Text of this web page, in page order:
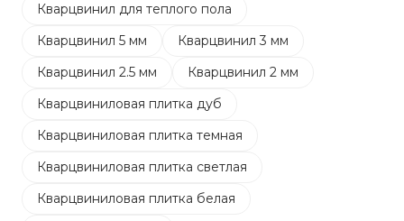
Кварцвинил для теплого пола
Кварцвинил 5 мм
Кварцвинил 3 мм
Кварцвинил 2.5 мм
Кварцвинил 2 мм
Кварцвиниловая плитка дуб
Кварцвиниловая плитка темная
Кварцвиниловая плитка светлая
Кварцвиниловая плитка белая